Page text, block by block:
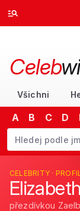
Celeb
Všichni
A B C D
Začněte psát
CELEBRITY ·
přezdívkou